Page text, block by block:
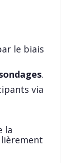
le biais
.
via
la